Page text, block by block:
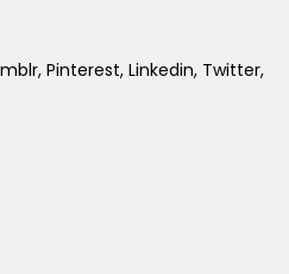
Pinterest, Linkedin, Twitter,